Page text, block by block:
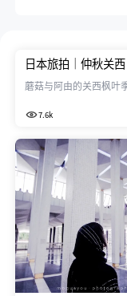
日本旅拍｜仲秋关
眠
蘑菇与阿由的关西枫叶
完成。
7.6k